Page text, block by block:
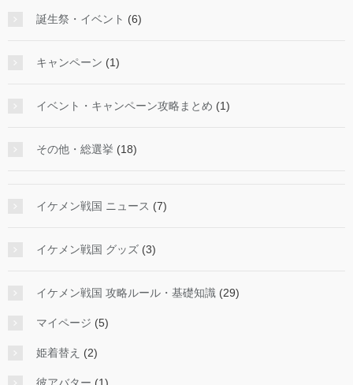
誕生祭・イベント (6)
キャンペーン (1)
イベント・キャンペーン攻略まとめ (1)
その他・総選挙 (18)
イケメン戦国 ニュース (7)
イケメン戦国 グッズ (3)
イケメン戦国 攻略ルール・基礎知識 (29)
マイページ (5)
姫着替え (2)
彼アバター (1)